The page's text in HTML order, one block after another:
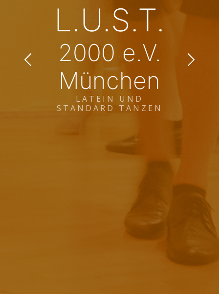
L.U.S.T.
2000 e.V.
München
LATEIN UND
STANDARD TANZEN